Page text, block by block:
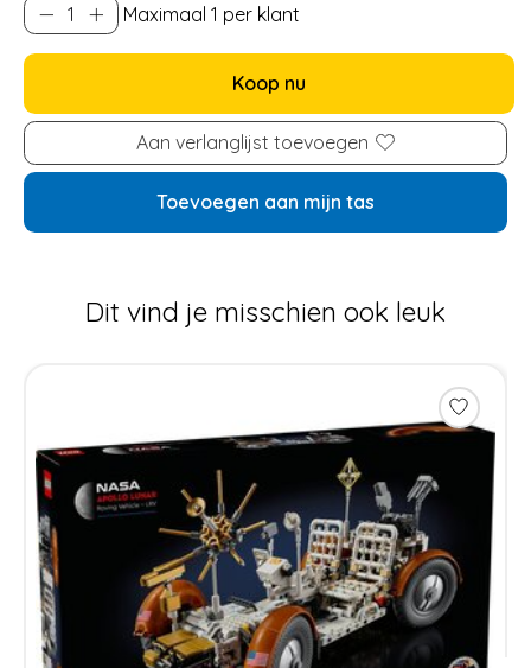
Maximaal 1 per klant
Koop nu
Aan verlanglijst toevoegen
Toevoegen aan mijn tas
Dit vind je misschien ook leuk